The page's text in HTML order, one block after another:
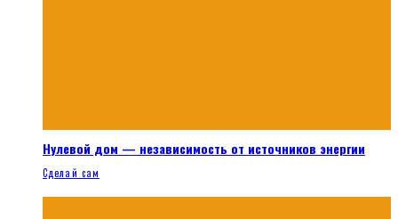
Нулевой дом — независимость от источников энергии
Сделай сам